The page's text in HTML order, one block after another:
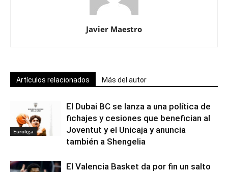
Javier Maestro
Artículos relacionados Más del autor
Euroliga
El Dubai BC se lanza a una política de
fichajes y cesiones que benefician al
Joventut y el Unicaja y anuncia
también a Shengelia
El Valencia Basket da por fin un salto